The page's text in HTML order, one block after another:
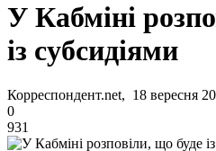
У Кабміні
із субсидіями
Корреспондент.net, 18 вересня
0
931